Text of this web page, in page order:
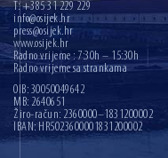
T: +385 31 229 229
info@osijek.hr
press@osijek.hr
www.osijek.hr
Radno vrijeme : 7:30h – 15:30h
Radno vrijeme sa strankama
OIB: 30050049642
MB: 2640651
Žiro-račun: 2360000–1831200002
IBAN: HR5023600001831200002